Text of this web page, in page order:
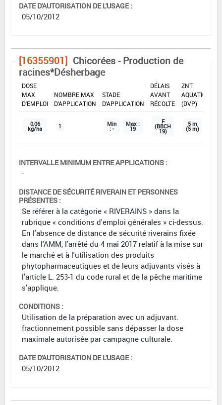
DATE D'AUTORISATION DE L'USAGE :
05/10/2012
[16355901] Chicorées - Production de
racines*Désherbage
DOSE
MAX
D'EMPLOI
NOMBRE MAX
D'APPLICATION
STADE
D'APPLICATION
DÉLAIS
AVANT
RÉCOLTE
ZNT
AQUATIQUE
(DVP)
0,06
kg/ha 1 Min
: -
Max :
19
F
(BBCH
19)
5 m
(5 m)
INTERVALLE MINIMUM ENTRE APPLICATIONS :
-
DISTANCE DE SÉCURITÉ RIVERAIN ET PERSONNES
PRÉSENTES :
Se référer à la catégorie « RIVERAINS » dans la
rubrique « conditions d'emploi générales » ci-dessus.
En l'absence de distance de sécurité riverains fixée
dans l'AMM, l'arrêté du 4 mai 2017 relatif à la mise sur
le marché et à l'utilisation des produits
phytopharmaceutiques et de leurs adjuvants visés à
l'article L. 253-1 du code rural et de la pêche maritime
s'applique.
CONDITIONS :
Utilisation de la préparation avec un adjuvant.
fractionnement possible sans dépasser la dose
maximale autorisée par campagne culturale.
DATE D'AUTORISATION DE L'USAGE :
05/10/2012